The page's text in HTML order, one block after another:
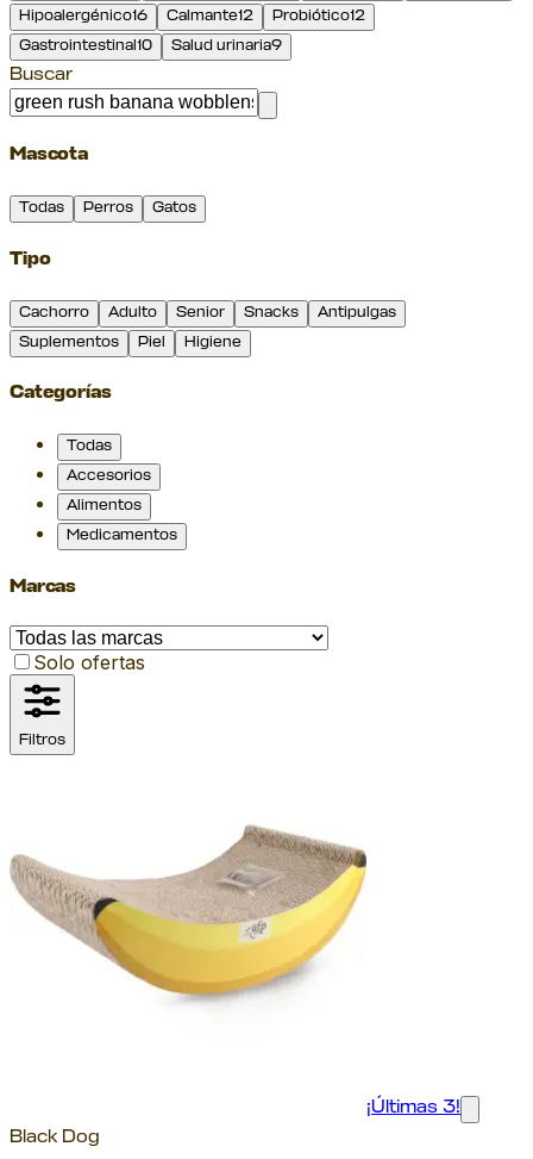
Hipoalergénico16 Calmante12 Probiótico12
Gastrointestinal10 Salud urinaria9
Buscar
Mascota
Todas Perros Gatos
Tipo
Cachorro Adulto Senior Snacks
Antipulgas
Suplementos
Piel Higiene
Categorías
Todas
Accesorios
Alimentos
Medicamentos
Marcas
Solo ofertas
Filtros
¡Últimas 3!
Black Dog